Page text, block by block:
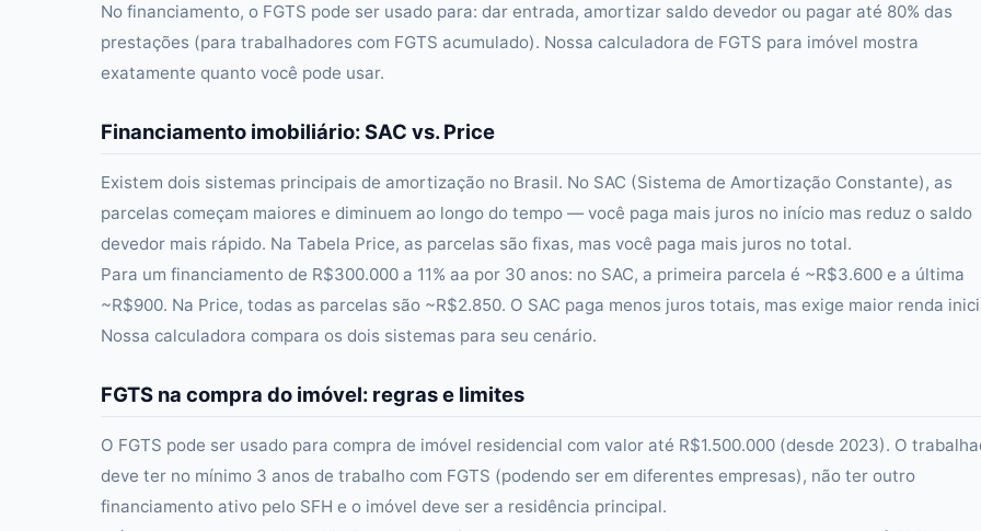
No financiamento, o FGTS pode ser usado para: dar entrada, amortizar saldo devedor ou pagar até 80% das
prestações (para trabalhadores com FGTS acumulado). Nossa calculadora de FGTS para imóvel mostra
exatamente quanto você pode usar.
Financiamento imobiliário: SAC vs. Price
Existem dois sistemas principais de amortização no Brasil. No SAC (Sistema de Amortização Constante), as
parcelas começam maiores e diminuem ao longo do tempo — você paga mais juros no início mas reduz o saldo
devedor mais rápido. Na Tabela Price, as parcelas são fixas, mas você paga mais juros no total.
Para um financiamento de R$300.000 a 11% aa por 30 anos: no SAC, a primeira parcela é ~R$3.600 e a última
~R$900. Na Price, todas as parcelas são ~R$2.850. O SAC paga menos juros totais, mas exige maior renda
Nossa calculadora compara os dois sistemas para seu cenário.
FGTS na compra do imóvel: regras e limites
O FGTS pode ser usado para compra de imóvel residencial com valor até R$1.500.000 (desde 2023). O
deve ter no mínimo 3 anos de trabalho com FGTS (podendo ser em diferentes empresas), não ter outro
financiamento ativo pelo SFH e o imóvel deve ser a residência principal.